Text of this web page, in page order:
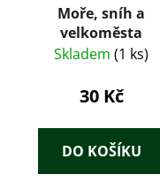
Moře, sníh a
velkoměsta
Skladem (1 ks)
30 Kč
DO KOŠÍKU